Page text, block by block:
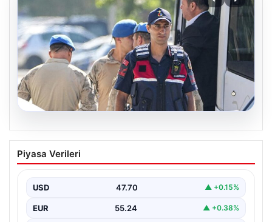
Menderes Belediye Başkanı İlkay Çiçek
ve Çok Sayıda Kişi Tutuklandı
soruşturma kapsamında, Belediye Başkanı İlkay Çiçek
ve…
Piyasa Verileri
USD 47.70 ▲ +0.15%
EUR 55.24 ▲ +0.38%